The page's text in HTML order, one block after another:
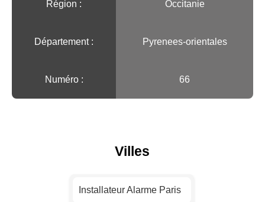
Région :️ Occitanie
Département : Pyrenees-orientales
Numéro : 66
Villes
Installateur Alarme Paris